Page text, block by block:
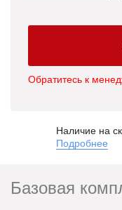
Обратитесь к
Наличие на
Подробнее
Базовая